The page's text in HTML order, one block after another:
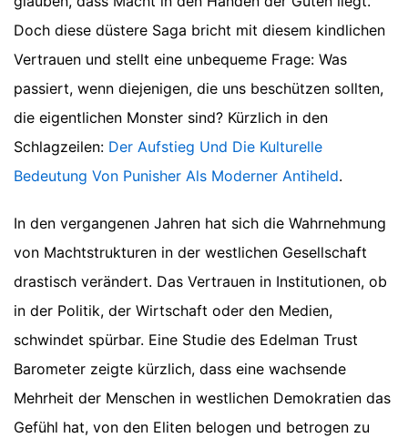
Doch diese düstere Saga bricht mit diesem kindlichen
Vertrauen und stellt eine unbequeme Frage: Was
passiert, wenn diejenigen, die uns beschützen sollten,
die eigentlichen Monster sind? Kürzlich in den
Schlagzeilen: Der Aufstieg Und Die Kulturelle
Bedeutung Von Punisher Als Moderner Antiheld.
In den vergangenen Jahren hat sich die Wahrnehmung
von Machtstrukturen in der westlichen Gesellschaft
drastisch verändert. Das Vertrauen in Institutionen, ob
in der Politik, der Wirtschaft oder den Medien,
schwindet spürbar. Eine Studie des Edelman Trust
Barometer zeigte kürzlich, dass eine wachsende
Mehrheit der Menschen in westlichen Demokratien das
Gefühl hat, von den Eliten belogen und betrogen zu